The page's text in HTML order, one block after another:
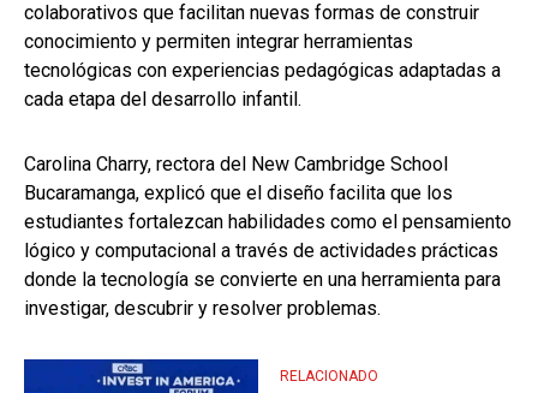
colaborativos que facilitan nuevas formas de construir
conocimiento y permiten integrar herramientas
tecnológicas con experiencias pedagógicas adaptadas a
cada etapa del desarrollo infantil.
Carolina Charry, rectora del New Cambridge School
Bucaramanga, explicó que el diseño facilita que los
estudiantes fortalezcan habilidades como el pensamiento
lógico y computacional a través de actividades prácticas
donde la tecnología se convierte en una herramienta para
investigar, descubrir y resolver problemas.
RELACIONADO